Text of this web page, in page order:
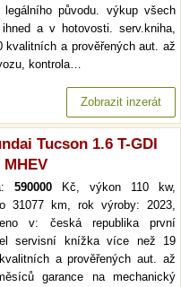
původu. výkup všech
a v hotovosti. serv.kniha,
a prověřených aut. až
kontrola…
Zobrazit inzerát
Tucson 1.6 T-GDI
MHEV
590000 Kč, výkon 110 kw,
31077 km, rok výroby: 2023,
v: česká republika první
servisní knížka více než 19
a prověřených aut. až
garance na mechanický